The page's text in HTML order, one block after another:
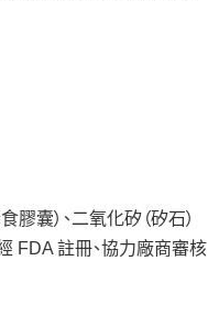
囊）、二氧化矽（矽石）
FDA 註冊、協力廠商審核